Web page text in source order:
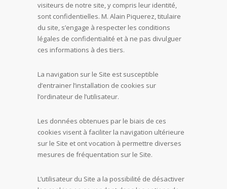
visiteurs de notre site, y compris leur identité,
sont confidentielles. M. Alain Piquerez, titulaire
du site, s’engage à respecter les conditions
légales de confidentialité et à ne pas divulguer
ces informations à des tiers.
La navigation sur le Site est susceptible
d’entrainer l’installation de cookies sur
l’ordinateur de l’utilisateur.
Les données obtenues par le biais de ces
cookies visent à faciliter la navigation ultérieure
sur le Site et ont vocation à permettre diverses
mesures de fréquentation sur le Site.
L’utilisateur du Site a la possibilité de désactiver